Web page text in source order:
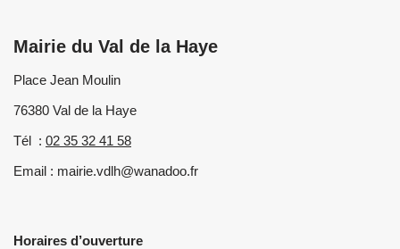
Mairie du Val de la Haye
Place Jean Moulin
76380 Val de la Haye
Tél : 02 35 32 41 58
Email : mairie.vdlh@wanadoo.fr
Horaires d’ouverture